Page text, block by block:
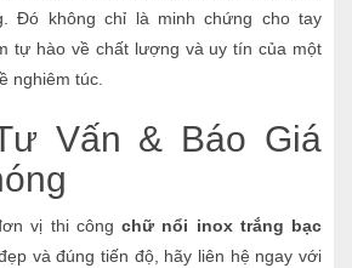
Đó không chỉ là minh chứng cho tay
tự hào về chất lượng và uy tín của một
nghiêm túc.
Vấn & Báo Giá
vị thi công chữ nổi inox trắng bạc
và đúng tiến độ, hãy liên hệ ngay với